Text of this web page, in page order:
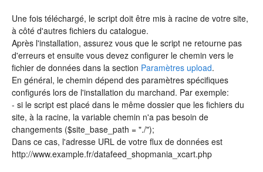
Une fois téléchargé, le script doit être mis à racine de votre site,
à côté d'autres fichiers du catalogue.
Après l'installation, assurez vous que le script ne retourne pas
d'erreurs et ensuite vous devez configurer le chemin vers le
fichier de données dans la section Paramètres upload.
En général, le chemin dépend des paramètres spécifiques
configurés lors de l'installation du marchand. Par exemple:
- si le script est placé dans le même dossier que les fichiers du
site, à la racine, la variable chemin n'a pas besoin de
changements ($site_base_path = "./");
Dans ce cas, l'adresse URL de votre flux de données est
http://www.example.fr/datafeed_shopmania_xcart.php